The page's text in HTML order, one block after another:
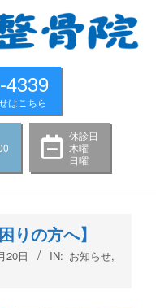
4339
はこちら
休診日
木曜
日曜
りの方へ】
20日 IN: お知らせ,